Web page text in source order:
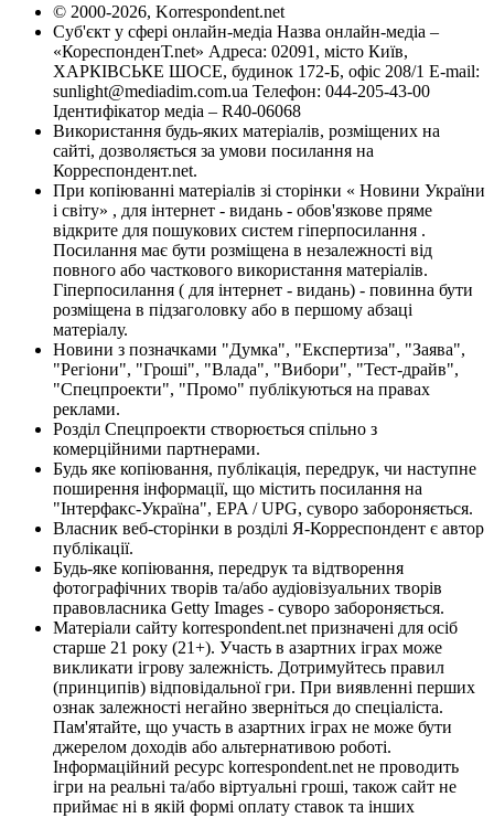
© 2000-2026, Korrespondent.net
Суб'єкт у сфері онлайн-медіа Назва онлайн-медіа –
«КореспонденТ.net» Адреса: 02091, місто Київ,
ХАРКІВСЬКЕ ШОСЕ, будинок 172-Б, офіс 208/1 E-mail:
sunlight@mediadim.com.ua Телефон: 044-205-43-00
Ідентифікатор медіа – R40-06068
Використання будь-яких матеріалів, розміщених на
сайті, дозволяється за умови посилання на
Корреспондент.net.
При копіюванні матеріалів зі сторінки « Новини України
і світу» , для інтернет - видань - обов'язкове пряме
відкрите для пошукових систем гіперпосилання .
Посилання має бути розміщена в незалежності від
повного або часткового використання матеріалів.
Гіперпосилання ( для інтернет - видань) - повинна бути
розміщена в підзаголовку або в першому абзаці
матеріалу.
Новини з позначками "Думка", "Експертиза", "Заява",
"Регіони", "Гроші", "Влада", "Вибори", "Тест-драйв",
"Спецпроекти", "Промо" публікуються на правах
реклами.
Розділ Спецпроекти створюється спільно з
комерційними партнерами.
Будь яке копіювання, публікація, передрук, чи наступне
поширення інформації, що містить посилання на
"Інтерфакс-Україна", EPA / UPG, суворо забороняється.
Власник веб-сторінки в розділі Я-Корреспондент є автор
публікації.
Будь-яке копіювання, передрук та відтворення
фотографічних творів та/або аудіовізуальних творів
правовласника Getty Images - суворо забороняється.
Матеріали сайту korrespondent.net призначені для осіб
старше 21 року (21+). Участь в азартних іграх може
викликати ігрову залежність. Дотримуйтесь правил
(принципів) відповідальної гри. При виявленні перших
ознак залежності негайно зверніться до спеціаліста.
Пам'ятайте, що участь в азартних іграх не може бути
джерелом доходів або альтернативою роботі.
Інформаційний ресурс korrespondent.net не проводить
ігри на реальні та/або віртуальні гроші, також сайт не
приймає ні в якій формі оплату ставок та інших